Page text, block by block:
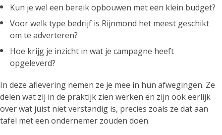
Kun je wel een bereik opbouwen met een klein budget?
Voor welk type bedrijf is Rijnmond het meest geschikt
om te adverteren?
Hoe krijg je inzicht in wat je campagne heeft
opgeleverd?
In deze aflevering nemen ze je mee in hun afwegingen. Ze
delen wat zij in de praktijk zien werken en zijn ook eerlijk
over wat juist niet verstandig is, precies zoals ze dat aan
tafel met een ondernemer zouden doen.